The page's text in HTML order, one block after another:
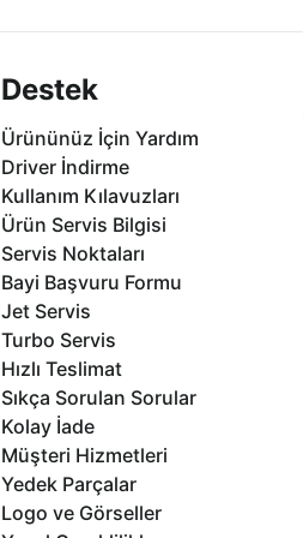
Destek
Ürününüz İçin Yardım
Driver İndirme
Kullanım Kılavuzları
Ürün Servis Bilgisi
Servis Noktaları
Bayi Başvuru Formu
Jet Servis
Turbo Servis
Hızlı Teslimat
Sıkça Sorulan Sorular
Kolay İade
Müşteri Hizmetleri
Yedek Parçalar
Logo ve Görseller